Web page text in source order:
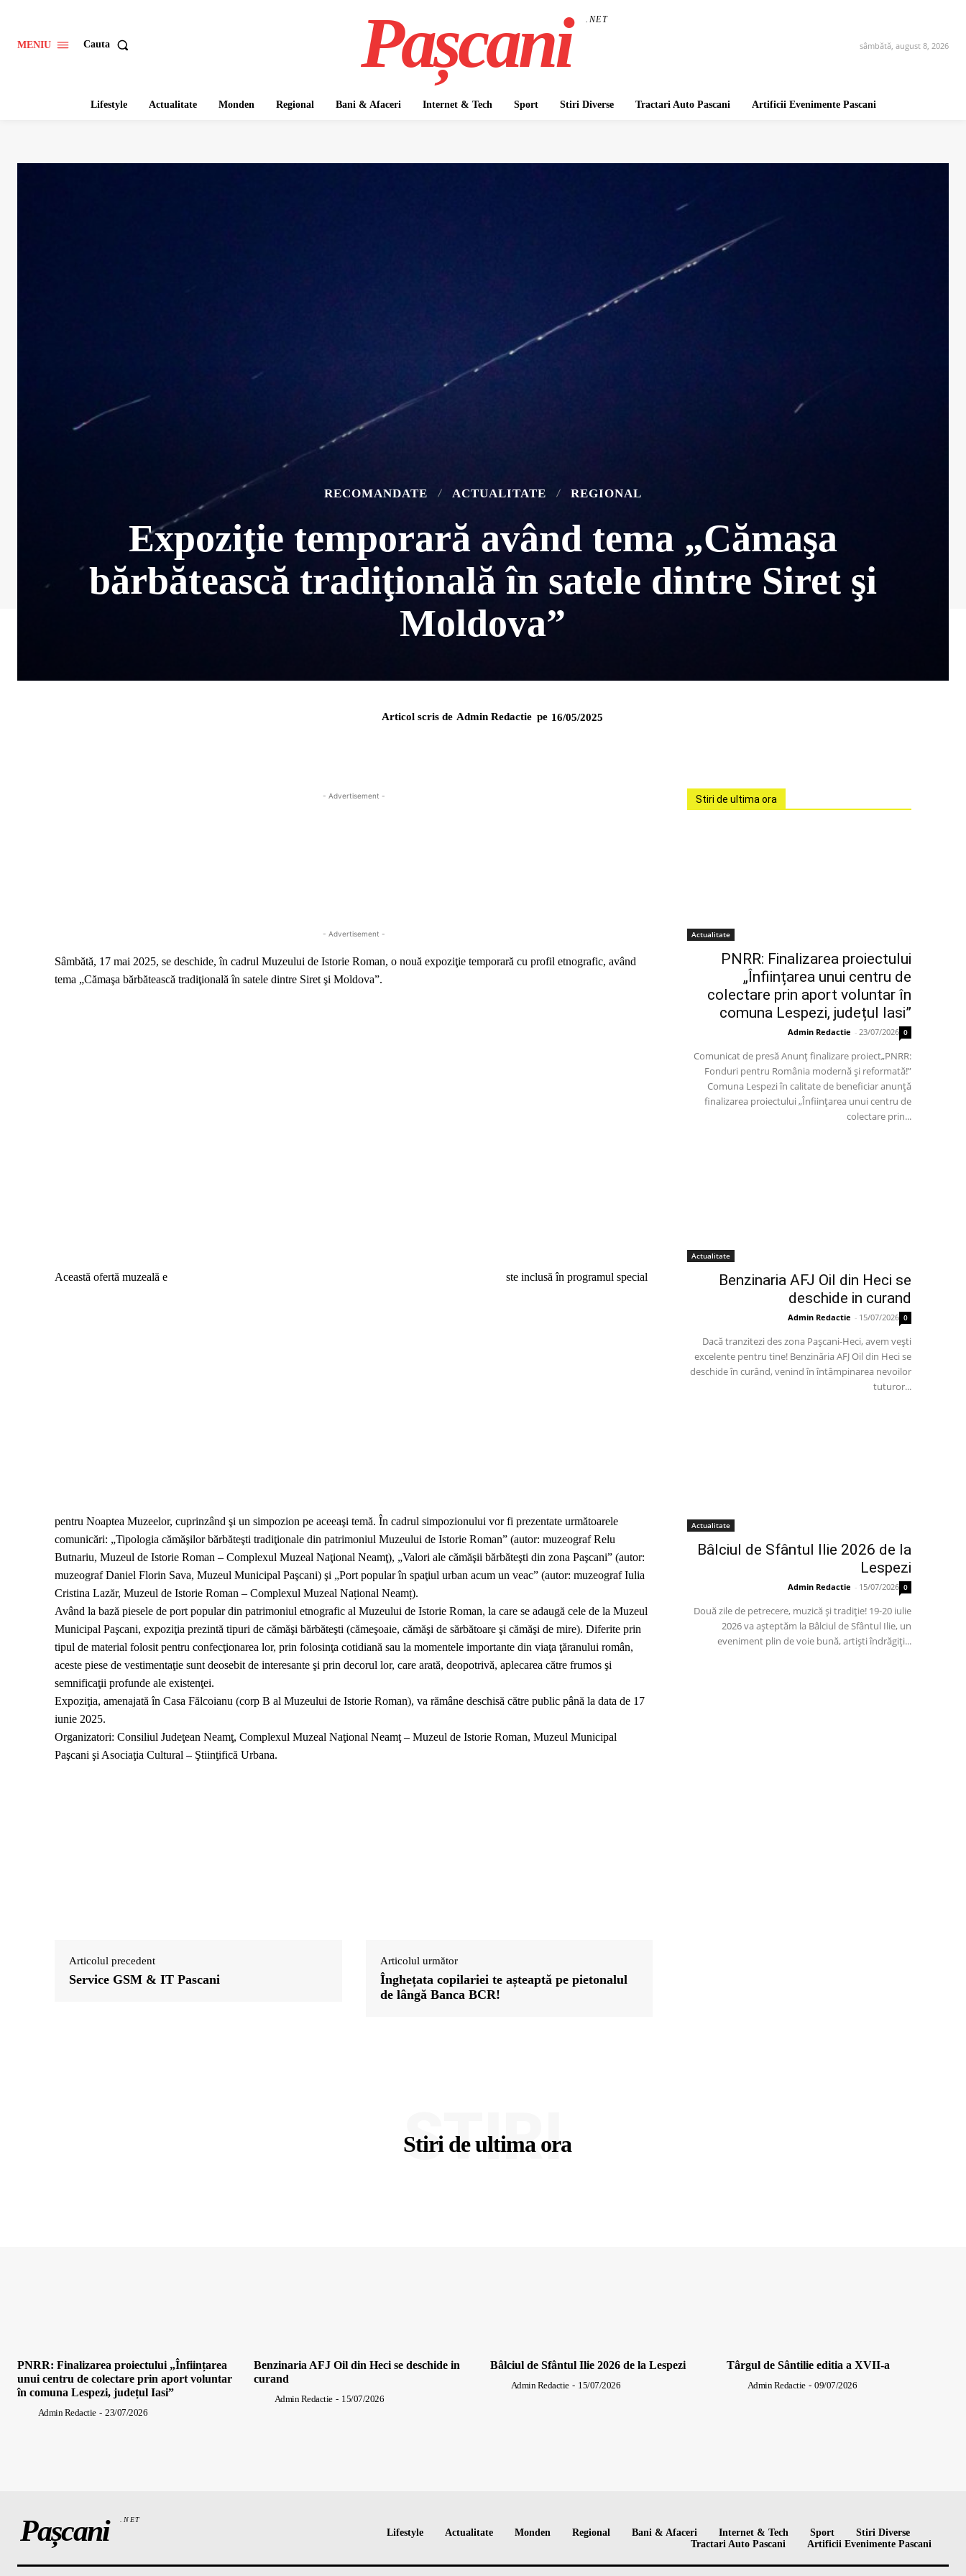
MENIU Cauta Pașcani .NET
sâmbătă, august 8, 2026
Lifestyle Actualitate Monden Regional Bani & Afaceri Internet & Tech Sport Stiri Diverse Tractari Auto Pascani Artificii Evenimente Pascani
RECOMANDATE ACTUALITATE REGIONAL
Expoziţie temporară având tema „Cămaşa
bărbătească tradiţională în satele dintre Siret şi
Moldova”
Articol scris de Admin Redactie pe 16/05/2025
- Advertisement -
- Advertisement -
Sâmbătă, 17 mai 2025, se deschide, în cadrul Muzeului de Istorie Roman, o nouă expoziţie temporară cu profil etnografic, având
tema „Cămaşa bărbătească tradiţională în satele dintre Siret şi Moldova”.
Această ofertă muzeală e ste inclusă în programul special
pentru Noaptea Muzeelor, cuprinzând şi un simpozion pe aceeaşi temă. În cadrul simpozionului vor fi prezentate următoarele
comunicări: „Tipologia cămăşilor bărbăteşti tradiţionale din patrimoniul Muzeului de Istorie Roman” (autor: muzeograf Relu
Butnariu, Muzeul de Istorie Roman – Complexul Muzeal Naţional Neamţ), „Valori ale cămăşii bărbăteşti din zona Paşcani” (autor:
muzeograf Daniel Florin Sava, Muzeul Municipal Paşcani) şi „Port popular în spaţiul urban acum un veac” (autor: muzeograf Iulia
Cristina Lazăr, Muzeul de Istorie Roman – Complexul Muzeal Național Neamț).
Având la bază piesele de port popular din patrimoniul etnografic al Muzeului de Istorie Roman, la care se adaugă cele de la Muzeul
Municipal Paşcani, expoziţia prezintă tipuri de cămăşi bărbăteşti (cămeşoaie, cămăşi de sărbătoare şi cămăşi de mire). Diferite prin
tipul de material folosit pentru confecţionarea lor, prin folosinţa cotidiană sau la momentele importante din viaţa ţăranului român,
aceste piese de vestimentaţie sunt deosebit de interesante şi prin decorul lor, care arată, deopotrivă, aplecarea către frumos şi
semnificaţii profunde ale existenţei.
Expoziţia, amenajată în Casa Fălcoianu (corp B al Muzeului de Istorie Roman), va rămâne deschisă către public până la data de 17
iunie 2025.
Organizatori: Consiliul Judeţean Neamţ, Complexul Muzeal Naţional Neamţ – Muzeul de Istorie Roman, Muzeul Municipal
Paşcani şi Asociaţia Cultural – Ştiinţifică Urbana.
Articolul precedent
Service GSM & IT Pascani
Articolul următor
Înghețata copilariei te așteaptă pe pietonalul
de lângă Banca BCR!
Stiri de ultima ora
Actualitate
PNRR: Finalizarea proiectului
„Înființarea unui centru de
colectare prin aport voluntar în
comuna Lespezi, județul Iasi”
Admin Redactie - 23/07/2026 0
Comunicat de presă Anunț finalizare proiect„PNRR:
Fonduri pentru România modernă și reformată!”
Comuna Lespezi în calitate de beneficiar anunță
finalizarea proiectului „Înființarea unui centru de
colectare prin...
Actualitate
Benzinaria AFJ Oil din Heci se
deschide in curand
Admin Redactie - 15/07/2026 0
Dacă tranzitezi des zona Pașcani-Heci, avem vești
excelente pentru tine! Benzinăria AFJ Oil din Heci se
deschide în curând, venind în întâmpinarea nevoilor
tuturor...
Actualitate
Bâlciul de Sfântul Ilie 2026 de la
Lespezi
Admin Redactie - 15/07/2026 0
Două zile de petrecere, muzică și tradiție! 19-20 iulie
2026 va așteptăm la Bâlciul de Sfântul Ilie, un
eveniment plin de voie bună, artiști îndrăgiți...
Stiri de ultima ora
STIRI
PNRR: Finalizarea proiectului „Înființarea
unui centru de colectare prin aport voluntar
în comuna Lespezi, județul Iasi”
Admin Redactie - 23/07/2026
Benzinaria AFJ Oil din Heci se deschide in
curand
Admin Redactie - 15/07/2026
Bâlciul de Sfântul Ilie 2026 de la Lespezi
Admin Redactie - 15/07/2026
Târgul de Sântilie editia a XVII-a
Admin Redactie - 09/07/2026
Pașcani .NET
Lifestyle Actualitate Monden Regional Bani & Afaceri Internet & Tech Sport
Stiri Diverse
Tractari Auto Pascani
Artificii Evenimente Pascani